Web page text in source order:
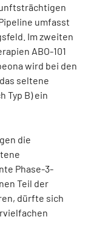
umfasst
Im zweiten
ABO-101
wird bei den
seltene
Typ B) ein
die
Phase-3-
Teil der
dürfte sich